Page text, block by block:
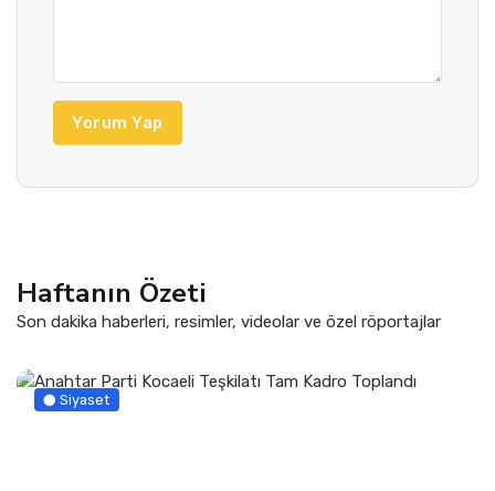
Yorum Yap
Haftanın Özeti
Son dakika haberleri, resimler, videolar ve özel röportajlar
Siyaset